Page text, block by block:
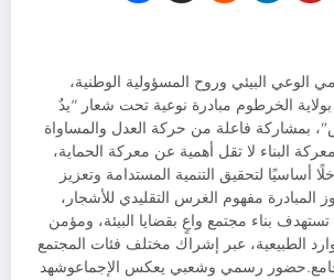
البيئي وروح المسؤولية الوطنية،
الخرطوم مبادرة نوعية تحت شعار “يدٌ
بمشاركة فاعلة من حركة العدل والمساواة
البناء لا تقل أهمية عن معركة الحماية،
أساسيًا لتحقيق التنمية المستدامة وتعزيز
المبادرة مفهوم الغرس التقليدي للأشجار،
بناء مجتمع واعٍ بقضايا البيئة، ومؤمن
الطبيعية، عبر إشراك مختلف فئات المجتمع
رسمي وشعبي يعكس الإجماعوشهد